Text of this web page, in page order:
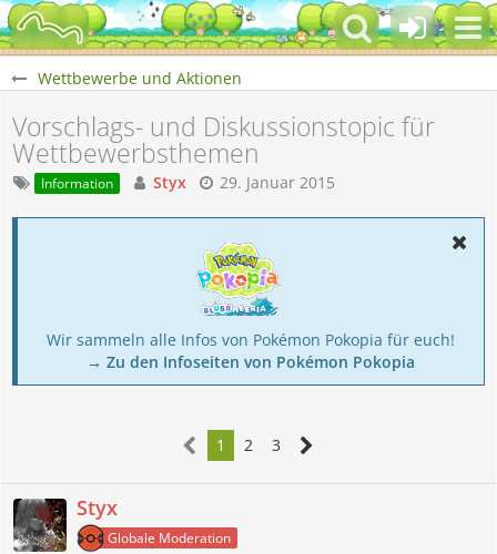
Wettbewerbe und Aktionen
Vorschlags- und Diskussionstopic für
Wettbewerbsthemen
Information Styx 29. Januar 2015
Wir sammeln alle Infos von Pokémon Pokopia für euch!
→ Zu den Infoseiten von Pokémon Pokopia
1 2 3
Styx
Globale Moderation